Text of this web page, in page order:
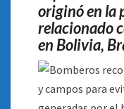
originó en la
relacionado
en Bolivia,